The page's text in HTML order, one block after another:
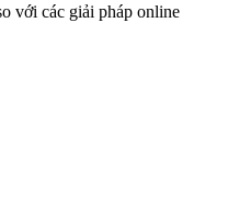
với các giải pháp online